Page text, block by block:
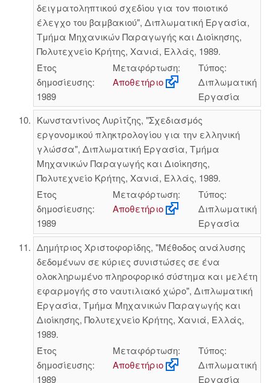
δειγματοληπτικού σχεδίου για τον ποιοτικό
έλεγχο του βαμβακιού", Διπλωματική Εργασία,
Τμήμα Μηχανικών Παραγωγής και Διοίκησης,
Πολυτεχνείο Κρήτης, Χανιά, Ελλάς, 1989.
Έτος
δημοσίευσης:
1989
Μεταφόρτωση:
Αποθετήριο
Τύπος:
Διπλωματική
Εργασία
Κωνσταντίνος Λυρίτζης, "Σχεδιασμός
εργονομικού πληκτρολογίου για την ελληνική
γλώσσα", Διπλωματική Εργασία, Τμήμα
Μηχανικών Παραγωγής και Διοίκησης,
Πολυτεχνείο Κρήτης, Χανιά, Ελλάς, 1989.
Έτος
δημοσίευσης:
1989
Μεταφόρτωση:
Αποθετήριο
Τύπος:
Διπλωματική
Εργασία
Δημήτριος Χριστοφορίδης, "Μέθοδος ανάλυσης
δεδομένων σε κύριες συνιστώσες σε ένα
ολοκληρωμένο πληροφορικό σύστημα και μελέτη
εφαρμογής στο ναυτιλιακό χώρο", Διπλωματική
Εργασία, Τμήμα Μηχανικών Παραγωγής και
Διοίκησης, Πολυτεχνείο Κρήτης, Χανιά, Ελλάς,
1989.
Έτος
δημοσίευσης:
1989
Μεταφόρτωση:
Αποθετήριο
Τύπος:
Διπλωματική
Εργασία